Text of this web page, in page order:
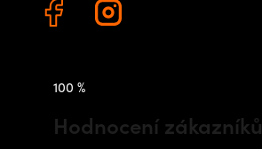
100 %
Hodnocení zákazníků